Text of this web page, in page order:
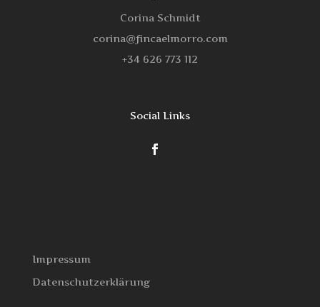
Corina Schmidt
corina@fincaelmorro.com
‭+34 626 773 112‬
Social Links
Impressum
Datenschutzerklärung